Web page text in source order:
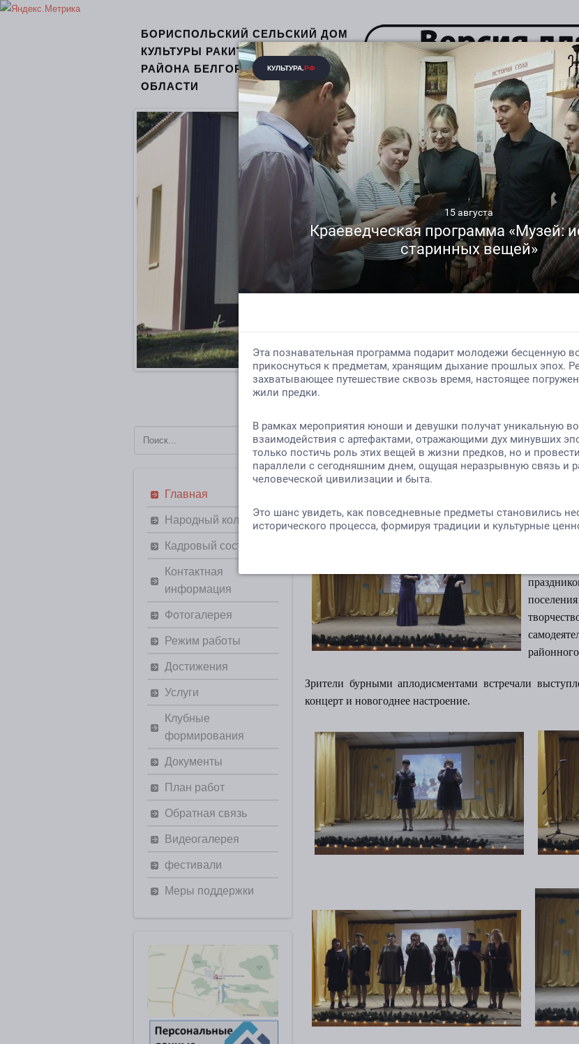
БОРИСПОЛЬСКИЙ СЕЛЬСКИЙ ДОМ
КУЛЬТУРЫ РАКИТЯНСКОГО
РАЙОНА БЕЛГОРОДСКОЙ
ОБЛАСТИ
Главная
Народный коллектив
Кадровый состав
Контактная
информация
Фотогалерея
Режим работы
Достижения
Услуги
Клубные
формирования
Документы
План работ
Обратная связь
Видеогалерея
фестивали
Меры поддержки
Категория:новости Опубликовано: 30.12.2022
29
Зрители бурными аплодисментами встречали
концерт и новогоднее настроение.